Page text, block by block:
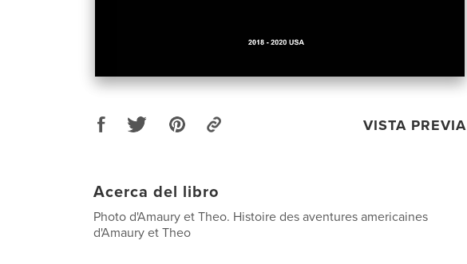
VISTA PREVIA
Acerca del libro
Photo d'Amaury et Theo. Histoire des aventures americaines
d'Amaury et Theo